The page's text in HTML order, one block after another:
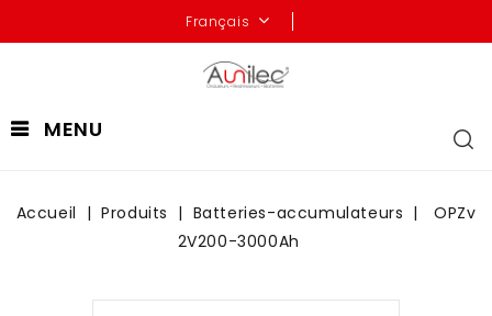
Français
MENU
Accueil Produits Batteries-accumulateurs
OPZv
2V200-3000Ah